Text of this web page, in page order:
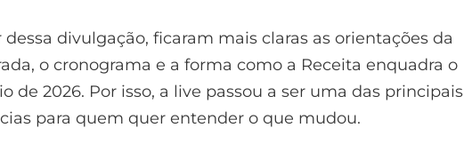
divulgação, ficaram mais claras as orientações da
o cronograma e a forma como a Receita enquadra o
de 2026. Por isso, a live passou a ser uma das principais
para quem quer entender o que mudou.